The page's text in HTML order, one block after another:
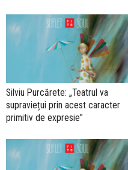
Silviu Purcărete: „Teatrul va
supraviețui prin acest caracter
primitiv de expresie”